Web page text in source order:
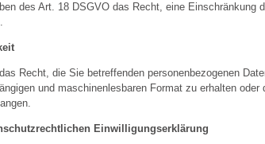
des Art. 18 DSGVO das Recht, eine Einschränkung
Recht, die Sie betreffenden personenbezogenen
und maschinenlesbaren Format zu erhalten oder
Einwilligungserklärung